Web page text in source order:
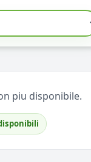
piu disponibile.